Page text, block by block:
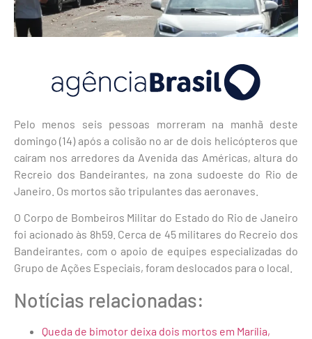
Pelo menos seis pessoas morreram na manhã deste
domingo (14) após a colisão no ar de dois helicópteros que
caíram nos arredores da Avenida das Américas, altura do
Recreio dos Bandeirantes, na zona sudoeste do Rio de
Janeiro. Os mortos são tripulantes das aeronaves.
O Corpo de Bombeiros Militar do Estado do Rio de Janeiro
foi acionado às 8h59. Cerca de 45 militares do Recreio dos
Bandeirantes, com o apoio de equipes especializadas do
Grupo de Ações Especiais, foram deslocados para o local.
Notícias relacionadas:
Queda de bimotor deixa dois mortos em Marília,